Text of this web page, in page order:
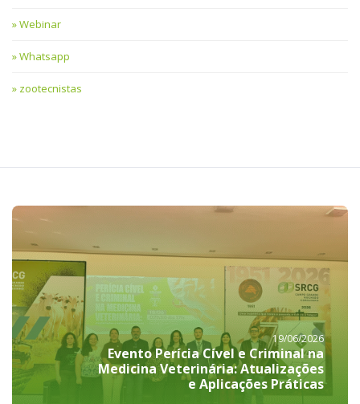
Webinar
Whatsapp
zootecnistas
19/06/2026
Evento Perícia Cível e Criminal na
Medicina Veterinária: Atualizações
e Aplicações Práticas